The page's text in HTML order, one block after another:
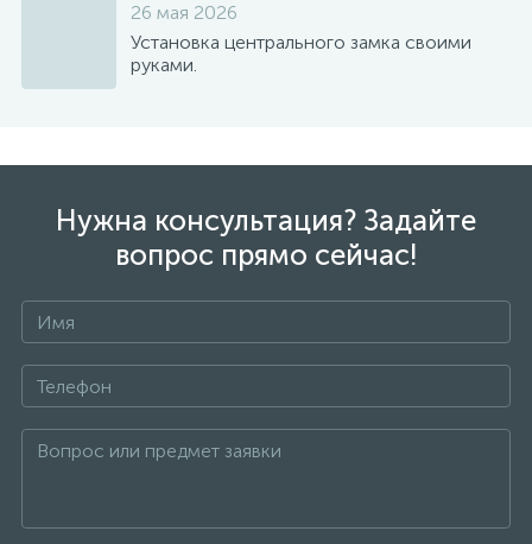
26 мая 2026
Установка центрального замка своими
руками.
Нужна консультация? Задайте
вопрос прямо сейчас!